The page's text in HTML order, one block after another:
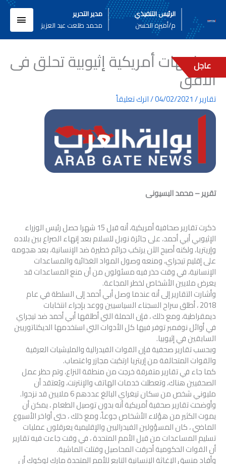
المحتوى
الرئيس التنفيذي
م/أميره الحسن
مدير التحرير
محمد طلعت عبد العزيز
عاجل
مواجهات أمريكية إثيوبية تحلق فى
الأفق
تقارير/
04/02/2021
/اترك تعليقاً
تقرير – محمد البسيونى
ذكرت تقارير صحافية أمريكية، أنه قبل 15 شهرا حصل رئيس الوزراء
الإثيوبي أبي أحمد، على جائزة نوبل للسلام بعد إنهاء الصراع بين بلاده
وإريتريا، ولكنه أصبح الآن يرتكب جرائم خطيرة ضد الإنسانية، بعد هجومه
على إقليم تيجراي، ومنعه وصول المواد الغذائية والمساعدات
الإنسانية، في وقت حذر فيه مسئولون من أن منع المساعدات قد
يعرض ملايين الأشخاص لخطر المجاعة.
وأشارت التقارير إلى أنه عندما وصل أبي أحمد إلى السلطة في عام
2018 ، أطلق سراح السجناء السياسيين ووعد بإجراء انتخابات
ديمقراطية، ومع ذلك ، فإن الحملة التي أطلقها أبي أحمد ضد تيجراي
في أوائل نوفمبر توفر فيها كل الأدوات التي استخدمها الديكتاتوريين
السابقين في إثيوبيا.
وبحسب تقارير صحفية فإن القوات الفيدرالية والمليشيات العرقية
والقوات المتحالفة من إريتريا ارتكبت مجازر واغتصاب.
كما جاء في تقارير متفرقة خرجت من منطقة النزاع، وتم حظر عمل
الصحفيين هناك، وتعطلت خدمات الهاتف والإنترنت، ويُعتقد أن
مليوني شخص من سكان تيغراي البالغ عددهم 6 ملايين قد نزحوا.
وأوضحت تقارير صحفية أمريكية أنه بدون توصيل الطعام ، يمكن أن
يموت الكثير من هؤلاء الأشخاص جوعاً، ومع ذلك ، حتى أواخر الأسبوع
الماضي ، كان المسؤولين الفيدراليين والإقليمية يعرقلون عمليات
تسليم المساعدات من قبل الأمم المتحدة ، في وقت جاءت فيه تقارير
أن القوات الحكومية أحرقت المحاصيل وقتلت الماشية.
وأفاد منسق الإغاثة الإنسانية التابع للأمم المتحدة مارك لوكوك أن